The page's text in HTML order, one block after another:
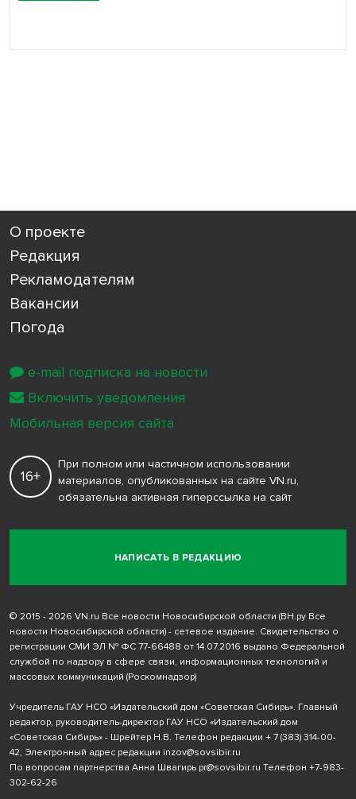
О проекте
Редакция
Рекламодателям
Вакансии
Погода
НАПИСАТЬ В РЕДАКЦИЮ
16+
При полном или частичном использовании
материалов, опубликованных на сайте VN.ru,
обязательна активная гиперссылка на сайт
© 2015 - 2026 VN.ru Все новости Новосибирской области (ВН.ру Все
новости Новосибирской области) - сетевое издание. Свидетельство о
регистрации СМИ ЭЛ № ФС 77-66488 от 14.07.2016 выдано Федеральной
службой по надзору в сфере связи, информационных технологий и
массовых коммуникаций (Роскомнадзор)
Учредитель ГАУ НСО «Издательский дом «Советская Сибирь». Главный
редактор, руководитель-директор ГАУ НСО «Издательский дом
«Советская Сибирь» - Шрейтер Н.В. Телефон редакции + 7 (383) 314-00-
42; Электронный адрес редакции inzov@sovsibir.ru
По вопросам партнерства Анна Швагирь pr@sovsibir.ru Телефон +7-983-
302-62-26
e-mail подписка на новости
Включить уведомления
Мобильная версия сайта